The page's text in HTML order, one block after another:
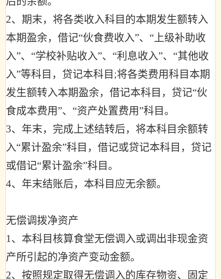
2、期末，将各类收入科目的本期发生额转入
本期盈余，借记“伙食费收入”、 “ 上级补助收
入”、 “学校补贴收入”、 “利息收入”、 “其他收
入”等科目，贷记本科目 ;将各类费用科目本期
发生额转入本期盈余，借记本科目，贷记“伙
食成本费用 ”、 “资产处置费用 ”科目。
3、年末，完成上述结转后，将本科目余额转
入“累计盈余”科目，借记或贷记本科目，贷记
或借记“累计盈余”科目。
4、年末结账后，本科目应无余额。
无偿调拨净资产
1、本科目核算食堂无偿调入或调出非现金资
产所引起的净资产变动金额。
2、按照规定取得无偿调入的库存物资、固定